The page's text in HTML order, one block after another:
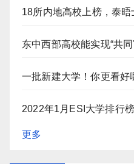
18所内地高校上榜，泰晤
东中西部高校能实现“共同
一批新建大学！你更看好
2022年1月ESI大学排行
更多